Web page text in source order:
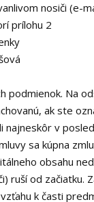
nosiči (e-
prílohu 2
podmienok. Na
ak ste
najneskôr v
sa kúpna
obsahu
ruší od začiatku.
k časti